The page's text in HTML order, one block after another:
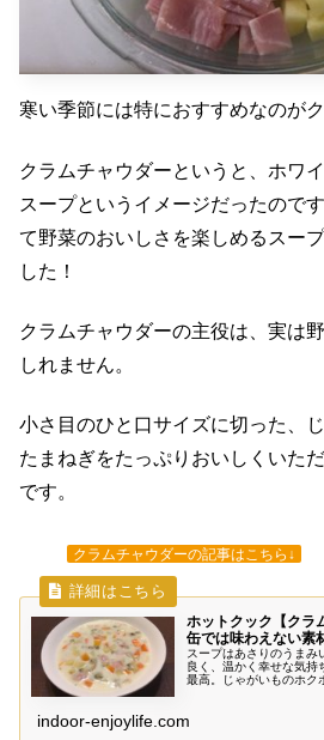
寒い季節には特におすすめなのが
クラムチャウダーというと、ホワ
スープというイメージだったので
て野菜のおいしさを楽しめるスー
した！
クラムチャウダーの主役は、実は
しれません。
小さ目のひと口サイズに切った、
たまねぎをたっぷりおいしくいた
です。
クラムチャウダーの記事はこちら↓
ホットクック【クラ
缶では味わえない素
スープはあさりのうまみ
良く、温かく幸せな気持
最高。じゃがいものホク
indoor-enjoylife.com